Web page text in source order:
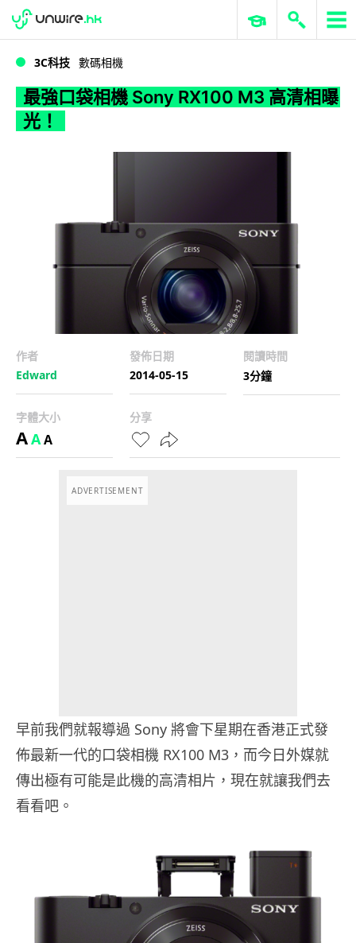
最強口袋相機 Sony RX100 M3 高清相曝光！
WWDC 2026 ERP 與商業 AI
3C科技 數碼相機
最強口袋相機 Sony RX100 M3 高清相曝
光！
作者
Edward
發佈日期
2014-05-15
閱讀時間
3分鐘
字體大小
AAA
分享
ADVERTISEMENT
早前我們就報導過 Sony 將會下星期在香港正式發
佈最新一代的口袋相機 RX100 M3，而今日外媒就
傳出極有可能是此機的高清相片，現在就讓我們去
看看吧。